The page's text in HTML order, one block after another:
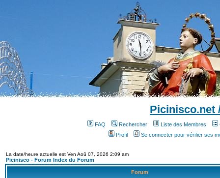
Picinisco.net
FAQ Rechercher Liste des Membres
Profil
Se connecter pour vérifier ses
La date/heure actuelle est Ven Aoû 07, 2026 2:09 am
Picinisco - Forum Index du Forum
Forum